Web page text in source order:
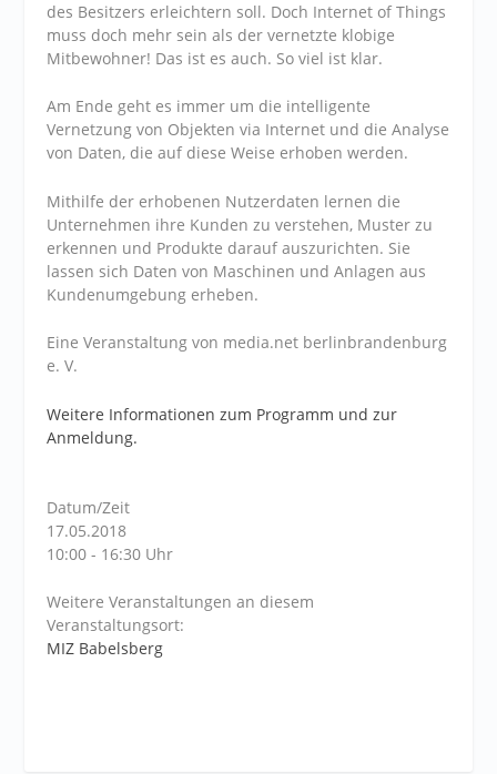
des Besitzers erleichtern soll. Doch Internet of Things
muss doch mehr sein als der vernetzte klobige
Mitbewohner! Das ist es auch. So viel ist klar.
Am Ende geht es immer um die intelligente
Vernetzung von Objekten via Internet und die Analyse
von Daten, die auf diese Weise erhoben werden.
Mithilfe der erhobenen Nutzerdaten lernen die
Unternehmen ihre Kunden zu verstehen, Muster zu
erkennen und Produkte darauf auszurichten. Sie
lassen sich Daten von Maschinen und Anlagen aus
Kundenumgebung erheben.
Eine Veranstaltung von media.net berlinbrandenburg
e. V.
Weitere Informationen zum Programm und zur
Anmeldung.
Datum/Zeit
17.05.2018
10:00 - 16:30 Uhr
Weitere Veranstaltungen an diesem
Veranstaltungsort:
MIZ Babelsberg